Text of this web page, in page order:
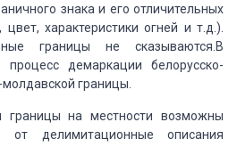
знака и его отличительных
характеристики огней и т.д.).
границы не сказываются.В
демаркации белорусско-
границы.
границы на местности возможны
от делимитационные описания